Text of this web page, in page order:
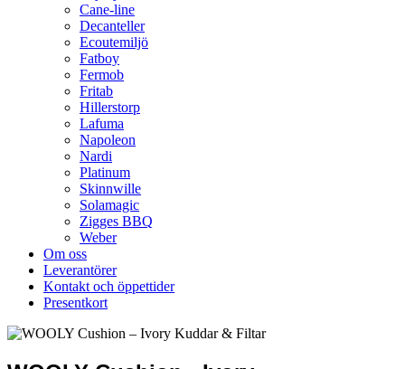
Cane-line
Decanteller
Ecoutemiljö
Fatboy
Fermob
Fritab
Hillerstorp
Lafuma
Napoleon
Nardi
Platinum
Skinnwille
Solamagic
Zigges BBQ
Weber
Om oss
Leverantörer
Kontakt och öppettider
Presentkort